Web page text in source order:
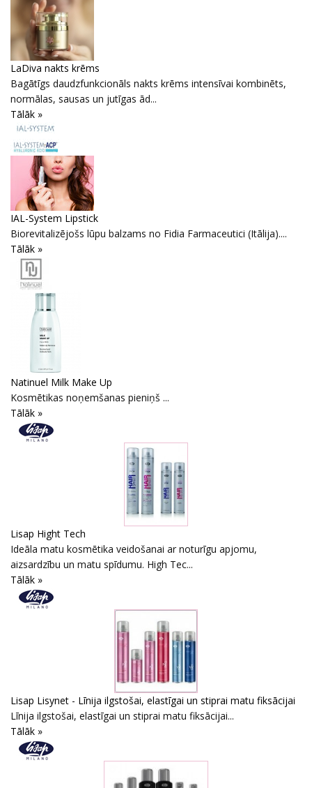
LaDiva nakts krēms
Bagātīgs daudzfunkcionāls nakts krēms intensīvai kombinēts,
normālas, sausas un jutīgas ād...
Tālāk »
IAL-System Lipstick
Biorevitalizējošs lūpu balzams no Fidia Farmaceutici (Itālija)....
Tālāk »
Natinuel Milk Make Up
Kosmētikas noņemšanas pieniņš ...
Tālāk »
Lisap Hight Tech
Ideāla matu kosmētika veidošanai ar noturīgu apjomu,
aizsardzību un matu spīdumu. High Tec...
Tālāk »
Lisap Lisynet - Līnija ilgstošai, elastīgai un stiprai matu fiksācijai
Līnija ilgstošai, elastīgai un stiprai matu fiksācijai...
Tālāk »